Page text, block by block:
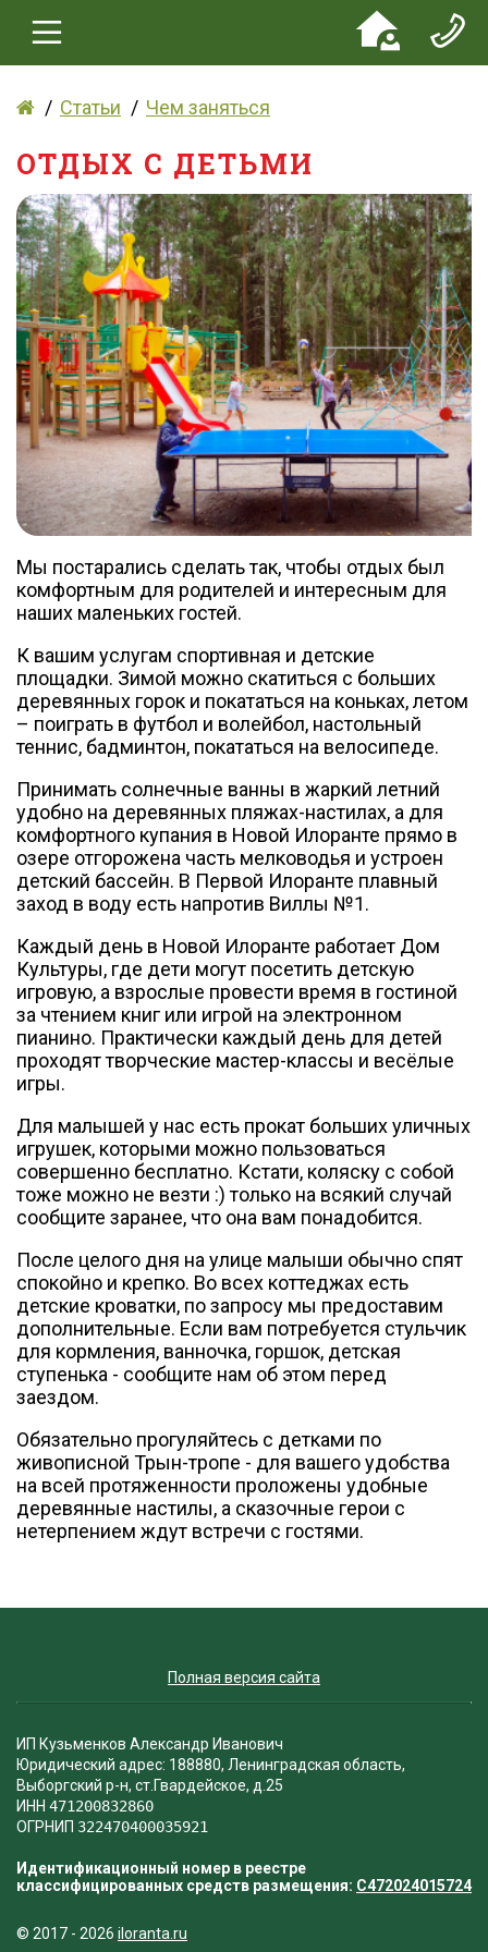
Статьи Чем заняться
ОТДЫХ С ДЕТЬМИ
Мы постарались сделать так, чтобы отдых был
комфортным для родителей и интересным для
наших маленьких гостей.
К вашим услугам спортивная и детские
площадки. Зимой можно скатиться с больших
деревянных горок и покататься на коньках, летом
– поиграть в футбол и волейбол, настольный
теннис, бадминтон, покататься на велосипеде.
Принимать солнечные ванны в жаркий летний
удобно на деревянных пляжах-настилах, а для
комфортного купания в Новой Илоранте прямо в
озере отгорожена часть мелководья и устроен
детский бассейн. В Первой Илоранте плавный
заход в воду есть напротив Виллы №1.
Каждый день в Новой Илоранте работает Дом
Культуры, где дети могут посетить детскую
игровую, а взрослые провести время в гостиной
за чтением книг или игрой на электронном
пианино. Практически каждый день для детей
проходят творческие мастер-классы и весёлые
игры.
Для малышей у нас есть прокат больших уличных
игрушек, которыми можно пользоваться
совершенно бесплатно. Кстати, коляску с собой
тоже можно не везти :) только на всякий случай
сообщите заранее, что она вам понадобится.
После целого дня на улице малыши обычно спят
спокойно и крепко. Во всех коттеджах есть
детские кроватки, по запросу мы предоставим
дополнительные. Если вам потребуется стульчик
для кормления, ванночка, горшок, детская
ступенька - сообщите нам об этом перед
заездом.
Обязательно прогуляйтесь с детками по
живописной Трын-тропе - для вашего удобства
на всей протяженности проложены удобные
деревянные настилы, а сказочные герои с
нетерпением ждут встречи с гостями.
Полная версия сайта
ИП Кузьменков Александр Иванович
Юридический адрес: 188880, Ленинградская область,
Выборгский р-н, ст.Гвардейское, д.25
ИНН 471200832860
ОГРНИП 322470400035921
Идентификационный номер в реестре
классифицированных средств размещения: С472024015724
© 2017 - 2026 iloranta.ru